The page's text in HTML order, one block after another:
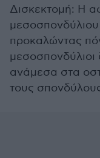
Δισκεκτομή: Η
μεσοσπονδύλιου
προκαλώντας
μεσοσπονδύλιοι
ανάμεσα στα
τους